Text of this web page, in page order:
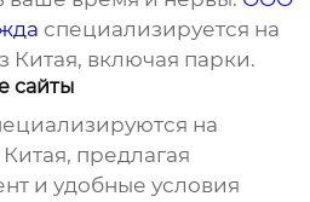
специализируется на
Китая, включая парки.
сайты
на
предлагая
и удобные условия